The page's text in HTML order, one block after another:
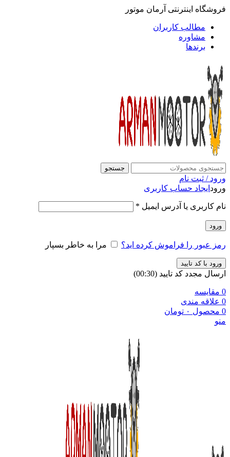
فروشگاه اینترنتی آرمان موتور
مطالب کاربران
مشاوره
برندها
جستجو
ورود / ثبت نام
ورود ایجاد حساب کاربری
نام کاربری یا آدرس ایمیل *
ورود
رمز عبور را فراموش کرده اید؟ مرا به خاطر بسپار
ورود با کد تایید
ارسال مجدد کد تایید (00:
30
)
0 مقایسه
0 علاقه مندی
0 محصول ۰ تومان
منو